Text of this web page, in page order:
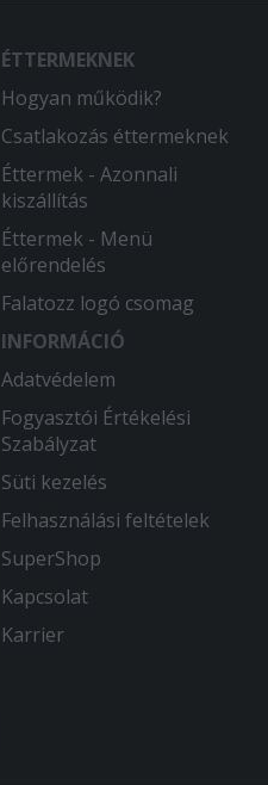
ÉTTERMEKNEK
Hogyan működik?
Csatlakozás éttermeknek
Éttermek - Azonnali
kiszállítás
Éttermek - Menü
előrendelés
Falatozz logó csomag
INFORMÁCIÓ
Adatvédelem
Fogyasztói Értékelési
Szabályzat
Süti kezelés
Felhasználási feltételek
SuperShop
Kapcsolat
Karrier